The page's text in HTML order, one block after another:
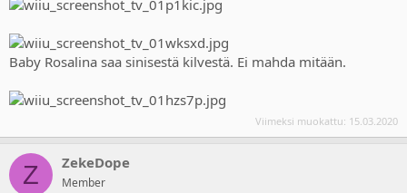
Baby Rosalina saa sinisestä kilvestä. Ei mahda mitään.
Viimeksi muokattu: 15.03.2020
Z ZekeDope
Member